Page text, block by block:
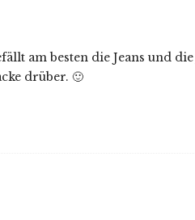
am besten die Jeans und
drüber. 🙂